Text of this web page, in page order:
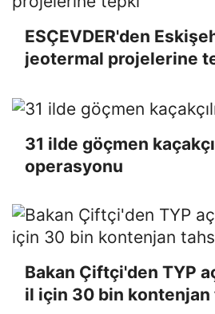
ESÇEVDER'den
jeotermal projelerine
31 ilde göçmen
operasyonu
Bakan Çiftçi'den TYP
il için 30 bin kontenjan